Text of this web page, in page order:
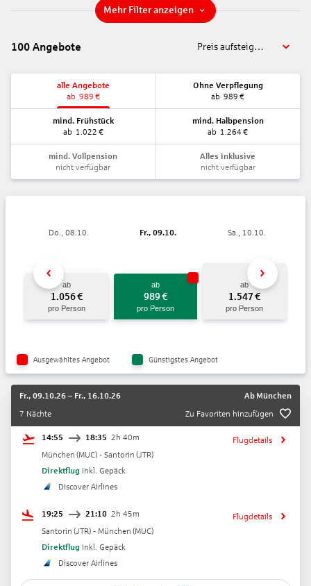
Mehr Filter anzeigen
100 Angebote Preis aufsteigend
alle Angebote
ab 989 €
Ohne Verpflegung
ab 989 €
mind. Frühstück
ab 1.022 €
mind. Halbpension
ab 1.264 €
mind. Vollpension
nicht verfügbar
Alles Inklusive
nicht verfügbar
Do., 08.10.
ab
1.056€
pro Person
Fr., 09.10.
ab
989€
pro Person
Sa., 10.10.
ab
1.547 €
pro Person
Ausgewähltes Angebot Günstigstes Angebot
Fr., 09.10.26 – Fr., 16.10.26 Ab München
7 Nächte
Zu Favoriten hinzufügen
14:55 18:35 2h 40m
München (MUC) - Santorin (JTR)
Direktflug Inkl. Gepäck
Discover Airlines
Flugdetails
19:25 21:10 2h 45m
Santorin (JTR) - München (MUC)
Direktflug Inkl. Gepäck
Discover Airlines
Flugdetails